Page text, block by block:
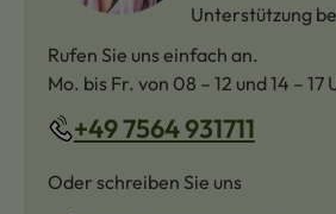
Unterstützung
Rufen Sie uns einfach an.
Mo. bis Fr. von 08 – 12 und 14 – 17
+49 7564 931711
Oder schreiben Sie uns